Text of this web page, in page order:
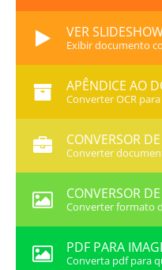
VER
Exibir documento
APÊNDICE AO
Converter OCR
CONVERSOR
Converter
CONVERSOR
Converter formato
PDF PARA
Converta pdf para